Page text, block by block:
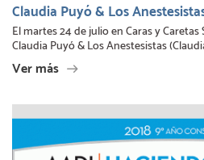
Claudia Puyó & Los
El martes 24 de julio en Caras y
Claudia Puyó & Los Anestesistas
Ver más